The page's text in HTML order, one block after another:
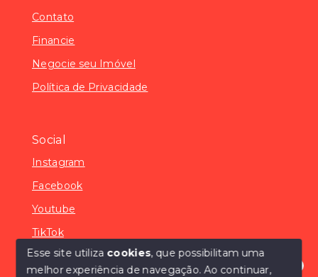
Contato
Financie
Negocie seu Imóvel
Política de Privacidade
Social
Instagram
Facebook
Youtube
TikTok
Esse site utiliza cookies, que possibilitam uma
melhor experiência de navegação.Ao continuar,